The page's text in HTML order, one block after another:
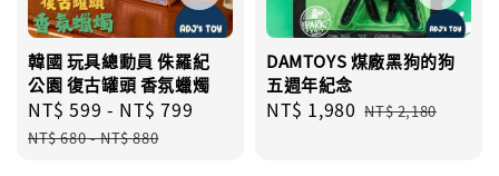
韓國 玩具總動員 侏羅紀
公園 復古罐頭 香氛蠟燭
Sale
price
NT$ 599 - NT$ 799
Regular
NT$ 680-NT$ 880
DAMTOYS 煤廠黑狗的狗
五週年紀念
Sale
NT$ 1,980 Regular
NT$ 2,180